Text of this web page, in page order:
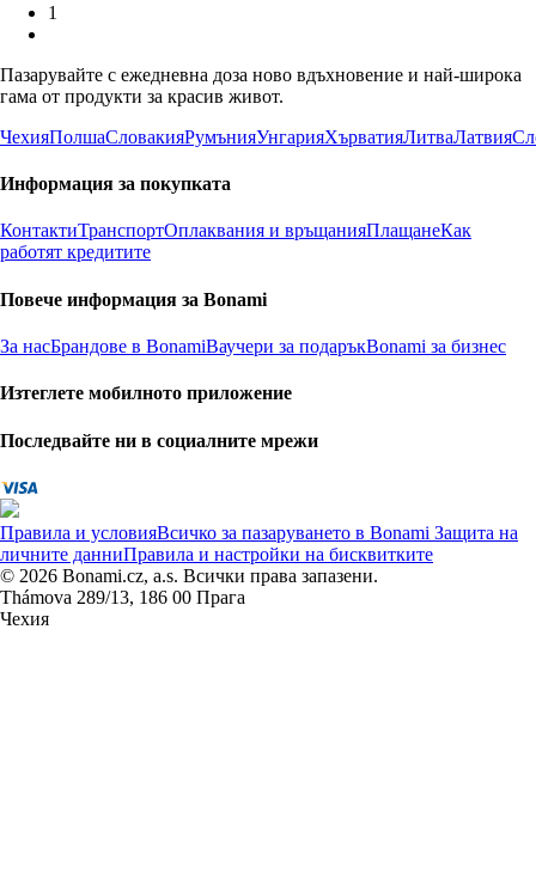
1
Пазарувайте с ежедневна доза ново вдъхновение и най-широка
гама от продукти за красив живот.
ЧехияПолшаСловакияРумънияУнгарияХърватияЛитваЛатвия
Информация за покупката
КонтактиТранспортОплаквания и връщанияПлащанеКак
работят кредитите
Повече информация за Bonami
За насБрандове в BonamiВаучери за подаръкBonami за бизнес
Изтеглете мобилното приложение
Последвайте ни в социалните мрежи
Правила и условияВсичко за пазаруването в Bonami Защита на
личните данниПравила и настройки на бисквитките
© 2026 Bonami.cz, a.s. Всички права запазени.
Thámova 289/13, 186 00 Прага
Чехия